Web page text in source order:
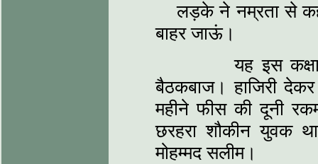
लड़के ने नम्रता से
बाहर जाऊं।
यह इस कक्षा के
बैठकबाज। हाजिरी
महीने फीस की दूनी
छरहरा शौकीन युवक
मोहम्मद सलीम।